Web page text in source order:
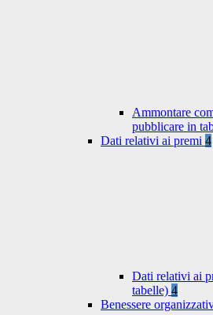
Ammontare
pubblicare in
Dati relativi ai premi 4
Dati relativi ai
tabelle) 4
Benessere